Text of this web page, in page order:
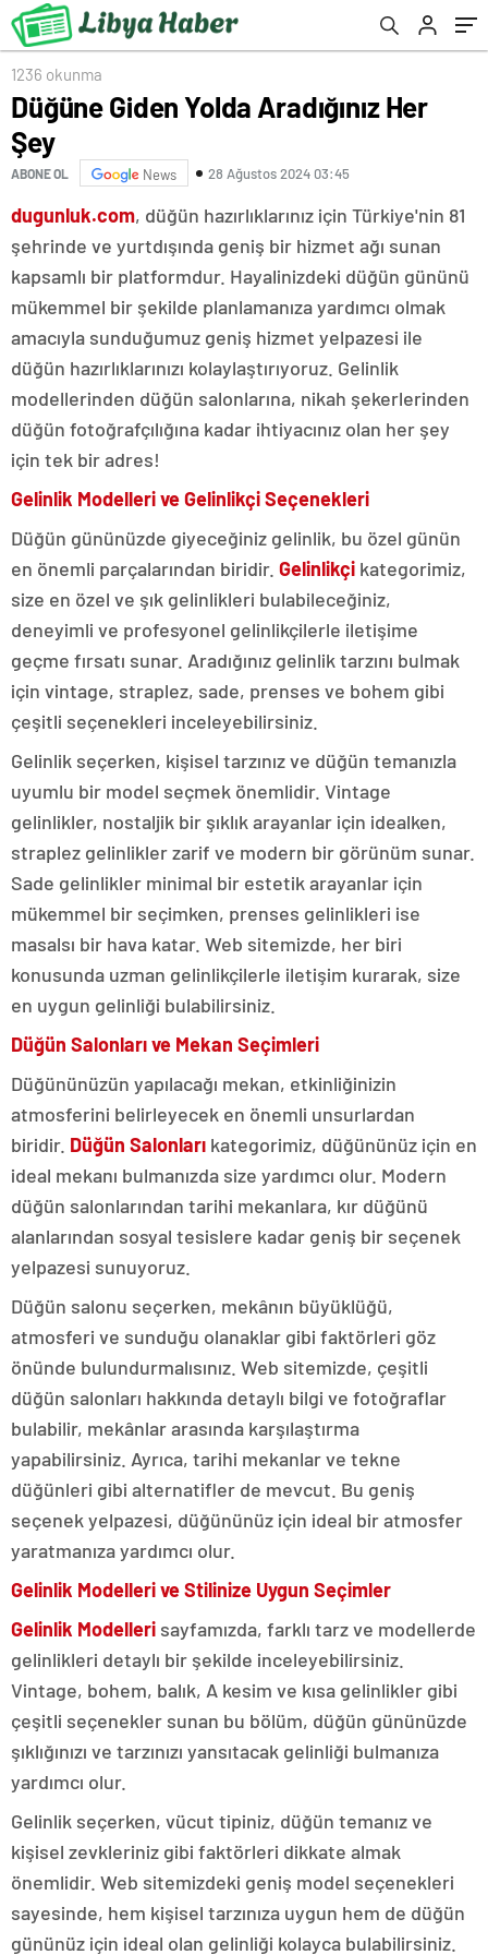
1236 okunma
Düğüne Giden Yolda Aradığınız Her
Şey
ABONE OL News 28 Ağustos 2024 03:45
dugunluk.com, düğün hazırlıklarınız için Türkiye'nin 81
şehrinde ve yurtdışında geniş bir hizmet ağı sunan
kapsamlı bir platformdur. Hayalinizdeki düğün gününü
mükemmel bir şekilde planlamanıza yardımcı olmak
amacıyla sunduğumuz geniş hizmet yelpazesi ile
düğün hazırlıklarınızı kolaylaştırıyoruz. Gelinlik
modellerinden düğün salonlarına, nikah şekerlerinden
düğün fotoğrafçılığına kadar ihtiyacınız olan her şey
için tek bir adres!
Gelinlik Modelleri ve Gelinlikçi Seçenekleri
Düğün gününüzde giyeceğiniz gelinlik, bu özel günün
en önemli parçalarından biridir. Gelinlikçi kategorimiz,
size en özel ve şık gelinlikleri bulabileceğiniz,
deneyimli ve profesyonel gelinlikçilerle iletişime
geçme fırsatı sunar. Aradığınız gelinlik tarzını bulmak
için vintage, straplez, sade, prenses ve bohem gibi
çeşitli seçenekleri inceleyebilirsiniz.
Gelinlik seçerken, kişisel tarzınız ve düğün temanızla
uyumlu bir model seçmek önemlidir. Vintage
gelinlikler, nostaljik bir şıklık arayanlar için idealken,
straplez gelinlikler zarif ve modern bir görünüm sunar.
Sade gelinlikler minimal bir estetik arayanlar için
mükemmel bir seçimken, prenses gelinlikleri ise
masalsı bir hava katar. Web sitemizde, her biri
konusunda uzman gelinlikçilerle iletişim kurarak, size
en uygun gelinliği bulabilirsiniz.
Düğün Salonları ve Mekan Seçimleri
Düğününüzün yapılacağı mekan, etkinliğinizin
atmosferini belirleyecek en önemli unsurlardan
biridir. Düğün Salonları kategorimiz, düğününüz için en
ideal mekanı bulmanızda size yardımcı olur. Modern
düğün salonlarından tarihi mekanlara, kır düğünü
alanlarından sosyal tesislere kadar geniş bir seçenek
yelpazesi sunuyoruz.
Düğün salonu seçerken, mekânın büyüklüğü,
atmosferi ve sunduğu olanaklar gibi faktörleri göz
önünde bulundurmalısınız. Web sitemizde, çeşitli
düğün salonları hakkında detaylı bilgi ve fotoğraflar
bulabilir, mekânlar arasında karşılaştırma
yapabilirsiniz. Ayrıca, tarihi mekanlar ve tekne
düğünleri gibi alternatifler de mevcut. Bu geniş
seçenek yelpazesi, düğününüz için ideal bir atmosfer
yaratmanıza yardımcı olur.
Gelinlik Modelleri ve Stilinize Uygun Seçimler
Gelinlik Modelleri sayfamızda, farklı tarz ve modellerde
gelinlikleri detaylı bir şekilde inceleyebilirsiniz.
Vintage, bohem, balık, A kesim ve kısa gelinlikler gibi
çeşitli seçenekler sunan bu bölüm, düğün gününüzde
şıklığınızı ve tarzınızı yansıtacak gelinliği bulmanıza
yardımcı olur.
Gelinlik seçerken, vücut tipiniz, düğün temanız ve
kişisel zevkleriniz gibi faktörleri dikkate almak
önemlidir. Web sitemizdeki geniş model seçenekleri
sayesinde, hem kişisel tarzınıza uygun hem de düğün
gününüz için ideal olan gelinliği kolayca bulabilirsiniz.